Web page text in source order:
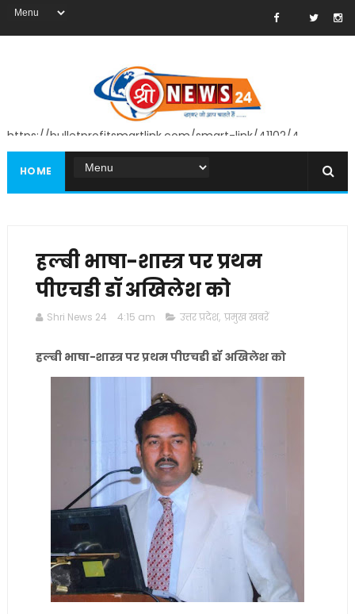
https://bulletprofitsmartlink.com/smart-link/41102/4
HOME
हल्बी भाषा-शास्त्र पर प्रथम
पीएचडी डॉ अखिलेश को
Shri News 24 4:15 am उत्तर प्रदेश, प्रमुख खबरें
हल्बी भाषा-शास्त्र पर प्रथम पीएचडी डॉ अखिलेश को